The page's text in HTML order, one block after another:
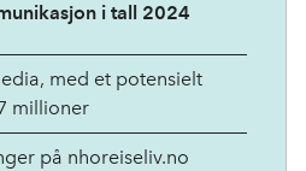
i tall 2024
med et potensielt
millioner
på nhoreiseliv.no